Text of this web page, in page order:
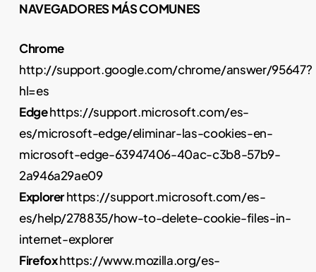
NAVEGADORES MÁS COMUNES
Chrome
http://support.google.com/chrome/answer/95647?
hl=es
Edgehttps://support.microsoft.com/es-
es/microsoft-edge/eliminar-las-cookies-en-
microsoft-edge-63947406-40ac-c3b8-57b9-
2a946a29ae09
Explorerhttps://support.microsoft.com/es-
es/help/278835/how-to-delete-cookie-files-in-
internet-explorer
Firefoxhttps://www.mozilla.org/es-